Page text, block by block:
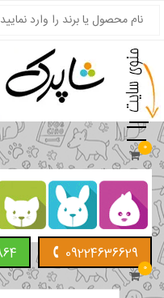
0
09224636629
0